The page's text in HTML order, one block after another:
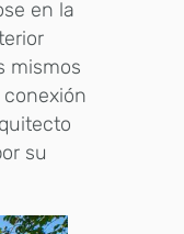
en la
mismos
su